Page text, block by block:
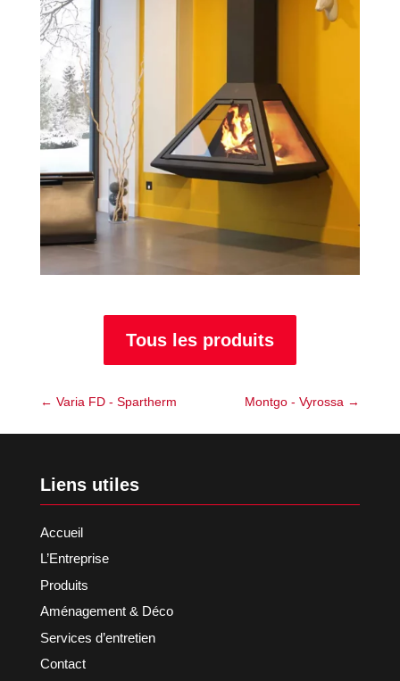
Tous les produits
← Varia FD - Spartherm Montgo - Vyrossa →
Liens utiles
Accueil
L’Entreprise
Produits
Aménagement & Déco
Services d’entretien
Contact